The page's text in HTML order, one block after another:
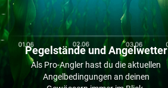
Pegelstände und Angelwetter
Als Pro-Angler hast du die aktuellen
Angelbedingungen an deinen